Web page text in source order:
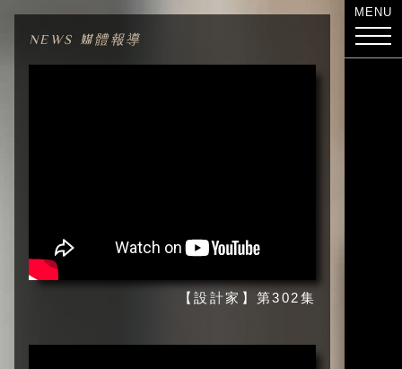
NEWS 媒體報導
【設計家】第302集
MENU